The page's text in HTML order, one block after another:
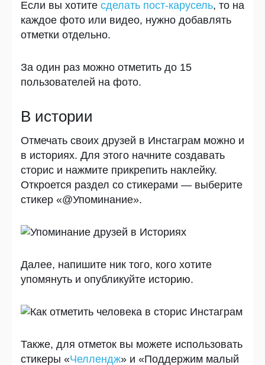
Если вы хотите сделать пост-карусель, то на
каждое фото или видео, нужно добавлять
отметки отдельно.
За один раз можно отметить до 15
пользователей на фото.
В истории
Отмечать своих друзей в Инстаграм можно и
в историях. Для этого начните создавать
сторис и нажмите прикрепить наклейку.
Откроется раздел со стикерами — выберите
стикер «@Упоминание».
Далее, напишите ник того, кого хотите
упомянуть и опубликуйте историю.
Также, для отметок вы можете использовать
стикеры «Челлендж» и «Поддержим малый